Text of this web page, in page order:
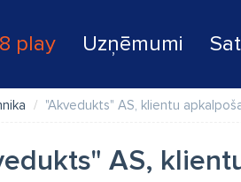
play Uzņēmumi
"Akvedukts" AS, klientu
AS,